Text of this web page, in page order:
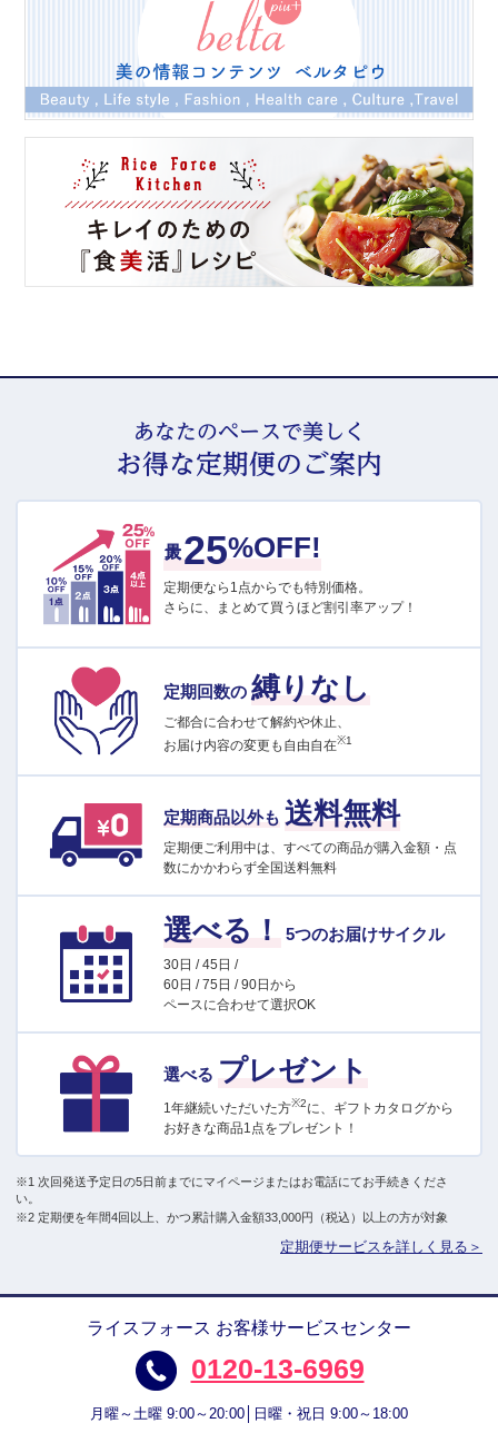
あなたのペースで美しく
お得な定期便のご案内
25%OFF!
定期便なら1点からでも特別価格。
さらに、まとめて買うほど割引率アップ！
定期回数の 縛りなし
ご都合に合わせて解約や休止、
お届け内容の変更も自由自在※1
定期商品以外も 送料無料
定期便ご利用中は、すべての商品が購入金額・点
数にかかわらず全国送料無料
選べる！ 5つのお届けサイクル
30日 / 45日 /
60日 / 75日 / 90日から
ペースに合わせて選択OK
選べる プレゼント
1年継続いただいた方※2に、ギフトカタログから
お好きな商品1点をプレゼント！
※1 次回発送予定日の5日前までにマイページまたはお電話にてお手続きくださ
い。
※2 定期便を年間4回以上、かつ累計購入金額33,000円（税込）以上の方が対象
定期便サービスを詳しく見る＞
ライスフォース お客様サービスセンター
0120-13-6969
月曜～土曜 9:00～20:00│日曜・祝日 9:00～18:00